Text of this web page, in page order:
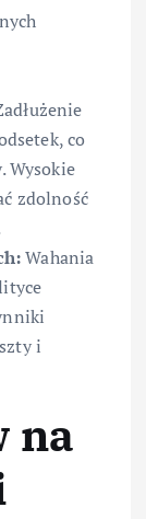
co
Wysokie
zdolność
Wahania
i
na